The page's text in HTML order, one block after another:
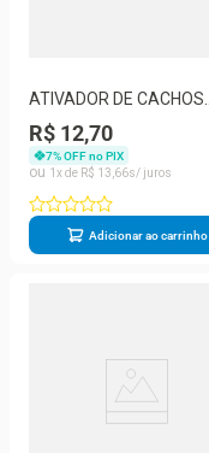
ATIVADOR DE CACHOS
UMIDILIZ BABY
MENINO150ML - MURIEL
R$ 12,70
7% OFF no PIX
1
R$ 13 66
Adicionar ao carrinho